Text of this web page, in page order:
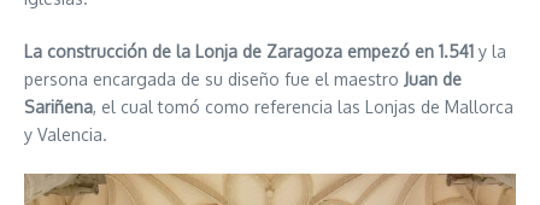
La construcción de la Lonja de Zaragoza empezó en 1.541 y la
persona encargada de su diseño fue el maestro Juan de
Sariñena, el cual tomó como referencia las Lonjas de Mallorca
y Valencia.